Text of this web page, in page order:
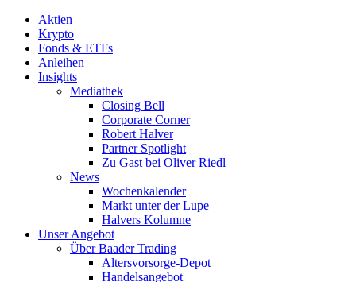
Aktien
Krypto
Fonds & ETFs
Anleihen
Insights
Mediathek
Closing Bell
Corporate Corner
Robert Halver
Partner Spotlight
Zu Gast bei Oliver Riedl
News
Wochenkalender
Markt unter der Lupe
Halvers Kolumne
Unser Angebot
Über Baader Trading
Altersvorsorge-Depot
Handelsangebot